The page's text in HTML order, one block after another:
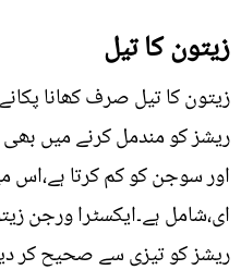
زیتون کا تیل
زیتون کا تیل صرف کھانا
ریشز کو مندمل کرنے میں
اور سوجن کو کم کرتا ہے،اس
ای،شامل ہے۔ایکسٹرا ورجن
ریشز کو تیزی سے صحیح کر